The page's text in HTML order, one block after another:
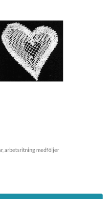
arbetsritning medföljer